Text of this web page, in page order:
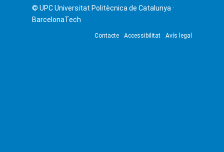
© UPCUniversitat Politècnica de Catalunya ·
BarcelonaTech
Contacte Accessibilitat Avís legal